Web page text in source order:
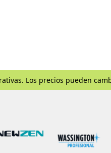
Los precios pueden